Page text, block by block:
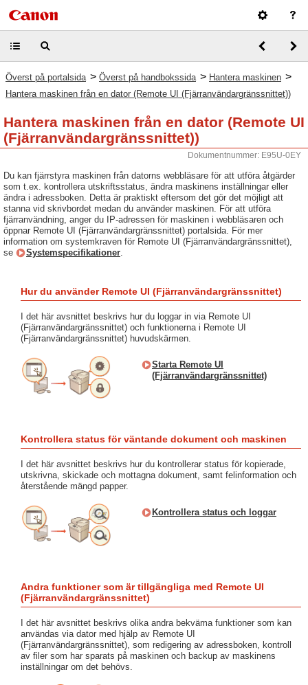
Överst på portalsida > Överst på handbokssida > Hantera maskinen >
Hantera maskinen från en dator (Remote UI (Fjärranvändargränssnittet))
Hantera maskinen från en dator (Remote UI
(Fjärranvändargränssnittet))
Dokumentnummer: E95U-0EY
Du kan fjärrstyra maskinen från datorns webbläsare för att utföra åtgärder
som t.ex. kontrollera utskriftsstatus, ändra maskinens inställningar eller
ändra i adressboken. Detta är praktiskt eftersom det gör det möjligt att
stanna vid skrivbordet medan du använder maskinen. För att utföra
fjärranvändning, anger du IP-adressen för maskinen i webbläsaren och
öppnar Remote UI (Fjärranvändargränssnittet) portalsida. För mer
information om systemkraven för Remote UI (Fjärranvändargränssnittet),
se
Systemspecifikationer.
Hur du använder Remote UI (Fjärranvändargränssnittet)
I det här avsnittet beskrivs hur du loggar in via Remote UI
(Fjärranvändargränssnittet) och funktionerna i Remote UI
(Fjärranvändargränssnittet) huvudskärmen.
Starta Remote UI
(Fjärranvändargränssnittet)
Kontrollera status för väntande dokument och maskinen
I det här avsnittet beskrivs hur du kontrollerar status för kopierade,
utskrivna, skickade och mottagna dokument, samt felinformation och
återstående mängd papper.
Kontrollera status och loggar
Andra funktioner som är tillgängliga med Remote UI
(Fjärranvändargränssnittet)
I det här avsnittet beskrivs olika andra bekväma funktioner som kan
användas via dator med hjälp av Remote UI
(Fjärranvändargränssnittet), som redigering av adressboken, kontroll
av filer som har sparats på maskinen och backup av maskinens
inställningar om det behövs.